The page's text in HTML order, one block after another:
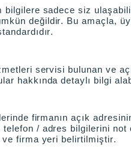
bilgilere sadece siz
değildir. Bu amaçla,
servisi bulunan ve
hakkında detaylı bilgi
firmanın açık
telefon / adres bilgilerini
firma yeri belirtilmiştir.